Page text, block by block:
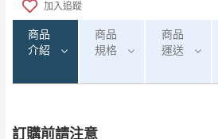
加入追蹤
商品
介紹
商品
規格
商品
運送
訂購前請注意